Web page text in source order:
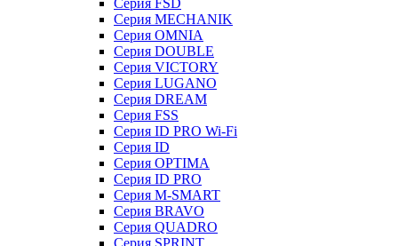
Серия FSD
Серия MECHANIK
Серия OMNIA
Серия DOUBLE
Серия VICTORY
Серия LUGANO
Серия DREAM
Серия FSS
Серия ID PRO Wi-Fi
Серия ID
Серия OPTIMA
Серия ID PRO
Серия M-SMART
Серия BRAVO
Серия QUADRO
Серия SPRINT